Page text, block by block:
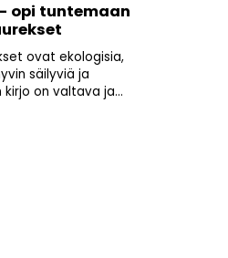
opi tuntemaan
ovat ekologisia,
säilyviä ja
kirjo on valtava ja...